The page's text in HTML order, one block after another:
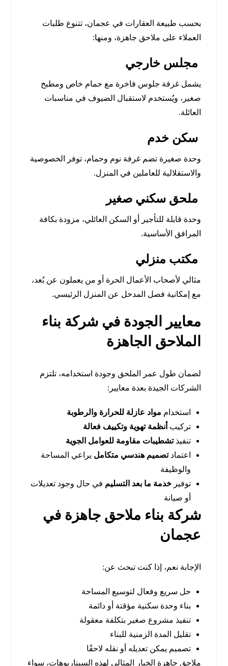
بحسب طبيعة العقارات في عجمان، تتنوع طلبات
العملاء على ملاحق جاهزة، ومنها:
مجلس خارجي
يشمل غرفة جلوس فاخرة مع حمام خاص ومطبخ
صغير، ويُستخدم لاستقبال الضيوف في مناسبات
العائلة.
سكن خدم
وحدة صغيرة تضم غرفة نوم وحمام، توفر الخصوصية
والاستقلالية للعاملين في المنزل.
ملحق سكني صغير
وحدة قابلة للتأجير أو السكن العائلي، مزودة بكافة
المرافق الأساسية.
مكتب منزلي
مثالي لأصحاب الأعمال الحرة أو من يعملون عن بُعد،
مع إمكانية فصل المدخل عن المنزل الرئيسي.
معايير الجودة في شركة بناء
الملاحق الجاهزة
لضمان طول عمر الملحق وجودة استخدامه، تلتزم
الشركات الجيدة بعدة معايير:
استخدام مواد عازلة للحرارة والرطوبة
تركيب أنظمة تهوية وتكييف فعالة
تنفيذتشطيبات مقاومة للعوامل الجوية
اعتمادتصميم هندسي متكامل يراعي المساحة
والوظيفة
توفيرخدمة ما بعد التسليم في حال وجود تعديلات
أو صيانة
شركة بناء ملاحق جاهزة في
عجمان
الإجابة نعم، إذا كنت تبحث عن:
حل سريع وفعال لتوسيع المساحة
بناء وحدة سكنية مؤقتة أو دائمة
تنفيذ مشروع صغير بتكلفة معقولة
تقليل المدة الزمنية للبناء
تصميم يمكن تعديله أو نقله لاحقًا
ملاحق جاهزة الخيار المثالي لهذه السيناريوهات، سواء